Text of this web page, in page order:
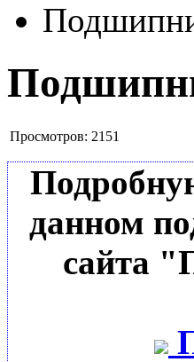
Просмотров: 2151
данном
сайта